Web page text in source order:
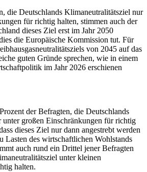
die Deutschlands Klimaneutralitätsziel nur
für richtig halten, stimmen auch der
dieses Ziel erst im Jahr 2050
die Europäische Kommission tut. Für
von 2045 auf das
guten Gründe sprechen, wie in einem
im Jahr 2026 erschienen
der Befragten, die Deutschlands
großen Einschränkungen für richtig
dieses Ziel nur dann angestrebt werden
Lasten des wirtschaftlichen Wohlstands
auch rund ein Drittel jener Befragten
unter kleinen
halten.